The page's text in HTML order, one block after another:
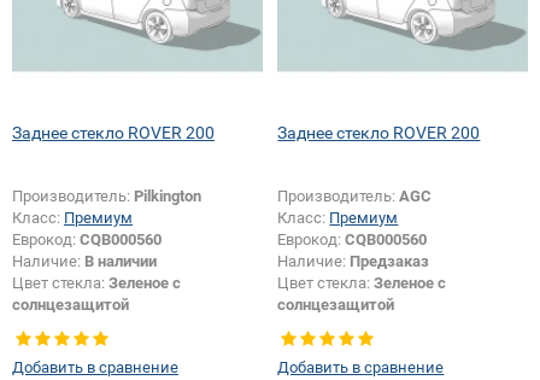
Заднее стекло ROVER 200
Производитель: Pilkington
Класс: Премиум
Еврокод: CQB000560
Наличие: В наличии
Цвет стекла: Зеленое с
солнцезащитой
Тип стекла:Заднее стекло
Изменение размера:Да
Добавить в сравнение
Заднее стекло ROVER 200
Производитель:AGC
Класс: Премиум
Еврокод:CQB000560
Наличие: Предзаказ
Цвет стекла:Зеленое с
солнцезащитой
Тип стекла:Заднее стекло
Изменение размера:Да
Добавить в сравнение